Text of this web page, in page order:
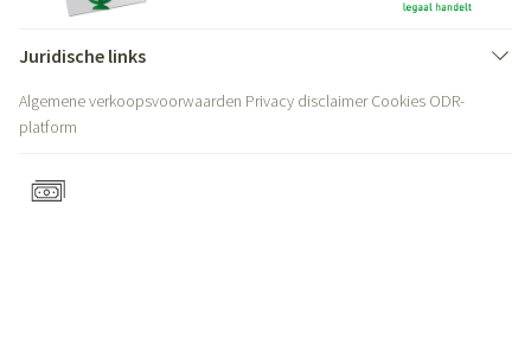
Juridische links
Algemene verkoopsvoorwaarden Privacy disclaimer Cookies ODR-
platform